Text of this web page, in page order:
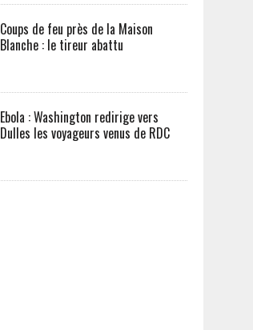
Coups de feu près de la Maison
Blanche : le tireur abattu
Ebola : Washington redirige vers
Dulles les voyageurs venus de RDC